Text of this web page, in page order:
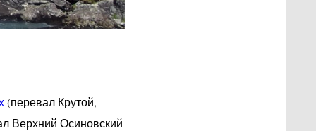
(перевал Крутой,
Верхний Осиновский